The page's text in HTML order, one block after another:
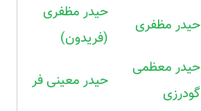
حیدر مظفری
حیدر مظفری
(فریدون)
حیدر معظمی
گودرزی
حیدر معینی فر